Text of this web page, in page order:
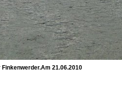
21.06.2010